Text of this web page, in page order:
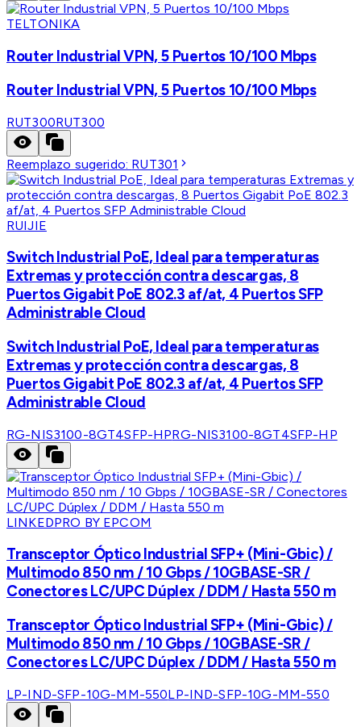
TELTONIKA
Router Industrial VPN, 5 Puertos 10/100 Mbps
Router Industrial VPN, 5 Puertos 10/100 Mbps
RUT300RUT300
Reemplazo sugerido: RUT301
RUIJIE
Switch Industrial PoE, Ideal para temperaturas
Extremas y protección contra descargas, 8
Puertos Gigabit PoE 802.3 af/at, 4 Puertos SFP
Administrable Cloud
Switch Industrial PoE, Ideal para temperaturas
Extremas y protección contra descargas, 8
Puertos Gigabit PoE 802.3 af/at, 4 Puertos SFP
Administrable Cloud
RG-NIS3100-8GT4SFP-HPRG-NIS3100-8GT4SFP-HP
LINKEDPRO BY EPCOM
Transceptor Óptico Industrial SFP+ (Mini-Gbic) /
Multimodo 850 nm / 10 Gbps / 10GBASE-SR /
Conectores LC/UPC Dúplex / DDM / Hasta 550 m
Transceptor Óptico Industrial SFP+ (Mini-Gbic) /
Multimodo 850 nm / 10 Gbps / 10GBASE-SR /
Conectores LC/UPC Dúplex / DDM / Hasta 550 m
LP-IND-SFP-10G-MM-550LP-IND-SFP-10G-MM-550